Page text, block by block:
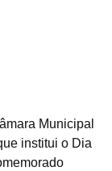
Municipal
institui o Dia